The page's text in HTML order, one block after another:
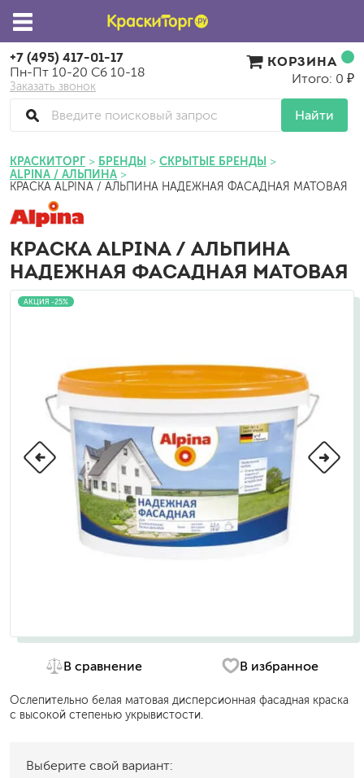
+7 (495) 417-01-17
Пн-Пт 10-20 Сб 10-18
Заказать звонок
Найти
КОРЗИНА
Итого: 0 ₽
КРАСКИТОРГ БРЕНДЫ
СКРЫТЫЕ БРЕНДЫ
ALPINA / АЛЬПИНА
КРАСКА ALPINA / АЛЬПИНА НАДЕЖНАЯ ФАСАДНАЯ МАТОВАЯ
КРАСКА ALPINA / АЛЬПИНА
НАДЕЖНАЯ ФАСАДНАЯ МАТОВАЯ
АКЦИЯ -25%
В сравнение В избранное
Ослепительно белая матовая дисперсионная фасадная краска
с высокой степенью укрывистости.
Выберите свой вариант: